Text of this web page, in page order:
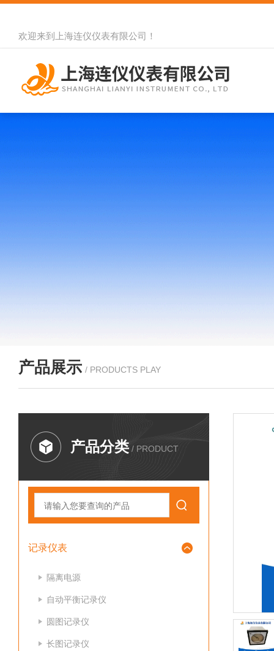
欢迎来到 上海连仪仪表有限公司 ！
产品展示 / PRODUCTS PLAY
产品分类 / PRODUCT
记录仪表
隔离电源
自动平衡记录仪
圆图记录仪
长图记录仪